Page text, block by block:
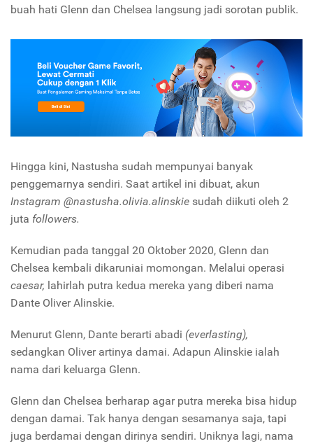
buah hati Glenn dan Chelsea langsung jadi sorotan publik.
Hingga kini, Nastusha sudah mempunyai banyak
penggemarnya sendiri. Saat artikel ini dibuat, akun
Instagram @nastusha.olivia.alinskie sudah diikuti oleh 2
juta followers.
Kemudian pada tanggal 20 Oktober 2020, Glenn dan
Chelsea kembali dikaruniai momongan. Melalui operasi
caesar, lahirlah putra kedua mereka yang diberi nama
Dante Oliver Alinskie.
Menurut Glenn, Dante berarti abadi (everlasting),
sedangkan Oliver artinya damai. Adapun Alinskie ialah
nama dari keluarga Glenn.
Glenn dan Chelsea berharap agar putra mereka bisa hidup
dengan damai. Tak hanya dengan sesamanya saja, tapi
juga berdamai dengan dirinya sendiri. Uniknya lagi, nama